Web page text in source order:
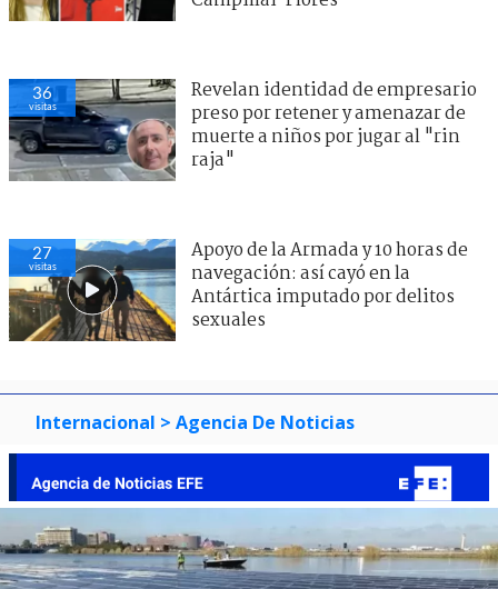
36
visitas
Revelan identidad de empresario
preso por retener y amenazar de
muerte a niños por jugar al "rin
raja"
27
visitas
Apoyo de la Armada y 10 horas de
navegación: así cayó en la
Antártica imputado por delitos
sexuales
Internacional > Agencia De Noticias